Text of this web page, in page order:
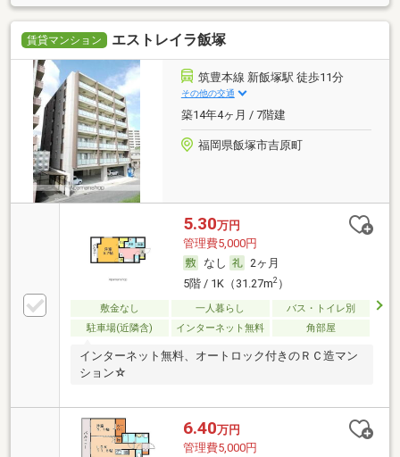
賃貸マンション エストレイラ飯塚
筑豊本線 新飯塚駅 徒歩11分
その他の交通
築14年4ヶ月 / 7階建
福岡県飯塚市吉原町
5.30万円
管理費5,000円
なし
2ヶ月
5階 / 1K（31.27m2）
敷金なし 一人暮らし
バス・トイレ別
駐車場(近隣含)
インターネット無料 角部屋
インターネット無料、オートロック付きのＲＣ造マン
ション☆
6.40万円
管理費5,000円